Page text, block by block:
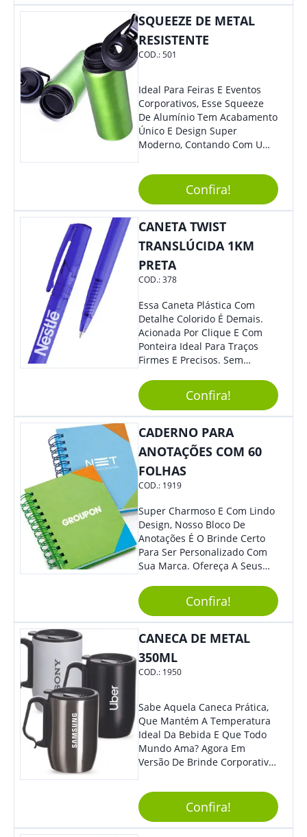
Acionada Na Por Clic Na Parte
Superior.
SQUEEZE DE METAL
RESISTENTE
COD.:501
Ideal Para Feiras E Eventos
Corporativos, Esse Squeeze
De Alumínio Tem Acabamento
Único E Design Super
Moderno, Contando Com Uma
Permite Vazamentos. Sem
Dúvidas É Um Brinde Prático
Que Levará Sua Marca Com
Muito Estilo, Agradando À
Todos.
Confira!
CANETA TWIST
TRANSLÚCIDA 1KM
PRETA
COD.:378
Essa Caneta Plástica Com
Detalhe Colorido É Demais.
Acionada Por Clique E Com
Ponteira Ideal Para Traços
Firmes E Precisos. Sem
Brinde Para Representar Sua
Marca.
Confira!
CADERNO PARA
ANOTAÇÕES COM 60
FOLHAS
COD.: 1919
Super Charmoso E Com Lindo
Design, Nosso Bloco De
Anotações É O Brinde Certo
Para Ser Personalizado Com
Sua Marca. Ofereça A Seus
Dúvidas Eles Irão Adorar.
Confira!
CANECA DE METAL
350ML
COD.: 1950
Sabe Aquela Caneca Prática,
Que Mantém A Temperatura
Ideal Da Bebida E Que Todo
Mundo Ama? Agora Em
Versão De Brinde Corporativo
Sua Marca Com Muito Estilo E
Acrescentar Ainda Mais
Praticidade À Eventos E Feiras
De Exposição.
Confira!